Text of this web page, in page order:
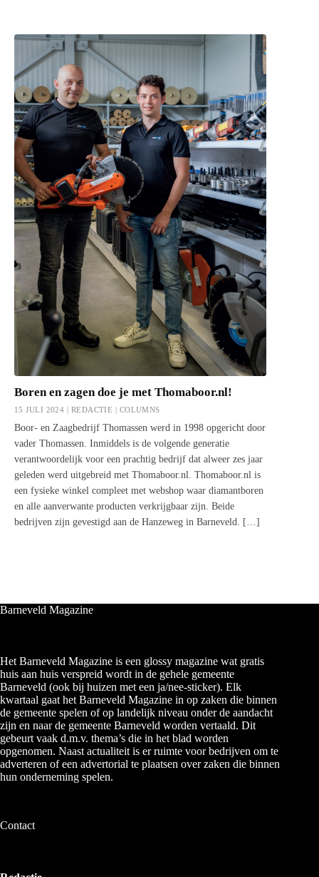
Boren en zagen doe je met Thomaboor.nl!
15 JULI 2024 | REDACTIE | COLUMNS
Boor- en Zaagbedrijf Thomassen werd in 1998 opgericht door
vader Thomassen. Inmiddels is de volgende generatie
verantwoordelijk voor een prachtig bedrijf dat alweer zes jaar
geleden werd uitgebreid met Thomaboor.nl. Thomaboor.nl is
een fysieke winkel compleet met webshop waar diamantboren
en alle aanverwante producten verkrijgbaar zijn. Beide
bedrijven zijn gevestigd aan de Hanzeweg in Barneveld. […]
Barneveld Magazine
Het Barneveld Magazine is een glossy magazine wat gratis
huis aan huis verspreid wordt in de gehele gemeente
Barneveld (ook bij huizen met een ja/nee-sticker). Elk
kwartaal gaat het Barneveld Magazine in op zaken die binnen
de gemeente spelen of op landelijk niveau onder de aandacht
zijn en naar de gemeente Barneveld worden vertaald. Dit
gebeurt vaak d.m.v. thema’s die in het blad worden
opgenomen. Naast actualiteit is er ruimte voor bedrijven om te
adverteren of een advertorial te plaatsen over zaken die binnen
hun onderneming spelen.
Contact